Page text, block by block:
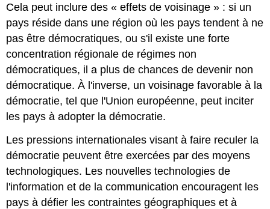
Cela peut inclure des « effets de voisinage » : si un
pays réside dans une région où les pays tendent à ne
pas être démocratiques, ou s'il existe une forte
concentration régionale de régimes non
démocratiques, il a plus de chances de devenir non
démocratique. À l'inverse, un voisinage favorable à la
démocratie, tel que l'Union européenne, peut inciter
les pays à adopter la démocratie.
Les pressions internationales visant à faire reculer la
démocratie peuvent être exercées par des moyens
technologiques. Les nouvelles technologies de
l'information et de la communication encouragent les
pays à défier les contraintes géographiques et à